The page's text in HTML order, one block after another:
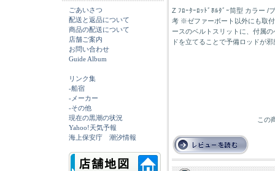
ごあいさつ
配送と返品について
商品の配送について
店舗ご案内
お問い合わせ
Guide Album
リンク集
-船宿
-メーカー
-その他
現在の黒潮の状況
Yahoo!天気予報
海上保安庁 潮汐情報
Z ﾌﾛｰﾀｰﾛｯﾄﾞﾎﾙﾀﾞｰ筒型 カラー /
考 ※ゼファーボート以外にも取
ースのベルトスリットに、付属
ドを立てることで予備ロッドが
この